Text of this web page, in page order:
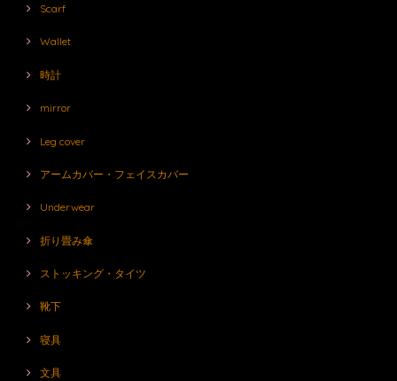
Scarf
Wallet
時計
mirror
Leg cover
アームカバー・フェイスカバー
Underwear
折り畳み傘
ストッキング・タイツ
靴下
寝具
文具